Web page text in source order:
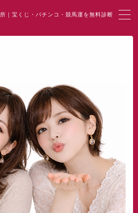
｜宝くじ・パチンコ・競馬運を無料診断